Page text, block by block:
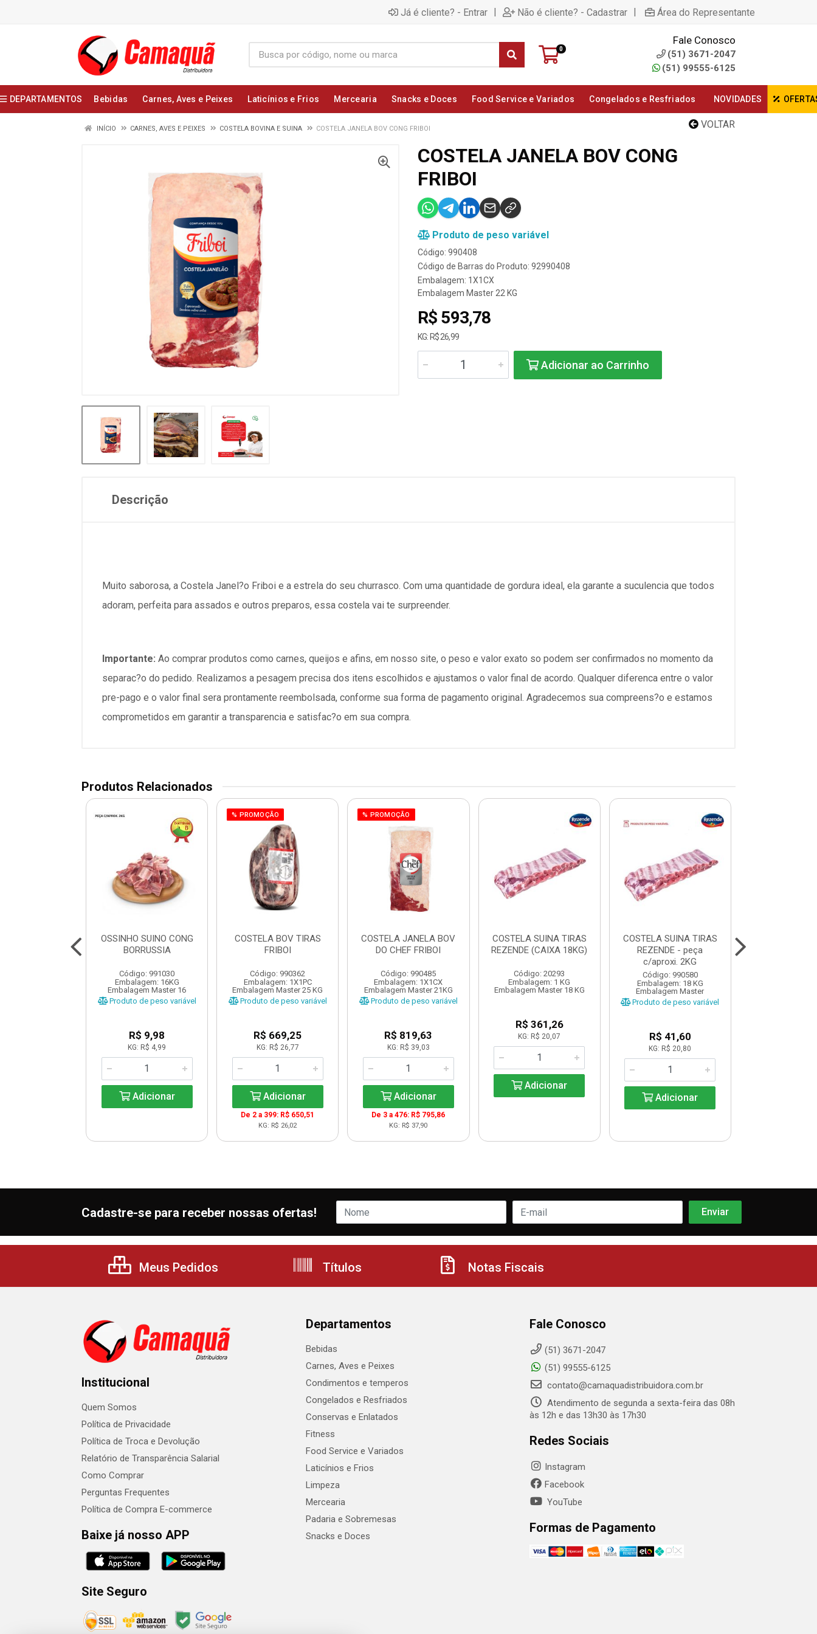
Já é cliente? - Entrar | Não é cliente? - Cadastrar | Área do Representante
0
Fale Conosco
(51) 3671-2047
(51) 99555-6125
DEPARTAMENTOS Bebidas Carnes, Aves e Peixes Laticínios e Frios Mercearia Snacks e Doces Food Service e Variados Congelados e Resfriados NOVIDADES
VOLTAR
INÍCIO CARNES, AVES E PEIXES COSTELA BOVINA E SUINA COSTELA JANELA BOV CONG FRIBOI
COSTELA JANELA BOV CONG
FRIBOI
Produto de peso variável
Código: 990408
Código de Barras do Produto: 92990408
Embalagem: 1X1CX
Embalagem Master 22 KG
R$ 593,78
KG: R$ 26,99
Adicionar ao Carrinho
Descrição
Muito saborosa, a Costela Janel?o Friboi e a estrela do seu churrasco. Com uma quantidade de gordura ideal, ela garante a suculencia que todos
adoram, perfeita para assados e outros preparos, essa costela vai te surpreender.
Importante: Ao comprar produtos como carnes, queijos e afins, em nosso site, o peso e valor exato so podem ser confirmados no momento da
separac?o do pedido. Realizamos a pesagem precisa dos itens escolhidos e ajustamos o valor final de acordo. Qualquer diferenca entre o valor
pre-pago e o valor final sera prontamente reembolsada, conforme sua forma de pagamento original. Agradecemos sua compreens?o e estamos
comprometidos em garantir a transparencia e satisfac?o em sua compra.
Produtos Relacionados
OSSINHO SUINO CONG
BORRUSSIA
Código: 991030
Embalagem: 16KG
Embalagem Master 16
Produto de peso variável
R$ 9,98
KG: R$ 4,99
Adicionar
% PROMOÇÃO
COSTELA BOV TIRAS
FRIBOI
Código: 990362
Embalagem: 1X1PC
Embalagem Master 25 KG
Produto de peso variável
R$ 669,25
KG: R$ 26,77
Adicionar
De 2 a 399: R$ 650,51
KG: R$ 26,02
% PROMOÇÃO
COSTELA JANELA BOV
DO CHEF FRIBOI
Código: 990485
Embalagem: 1X1CX
Embalagem Master 21KG
Produto de peso variável
R$ 819,63
KG: R$ 39,03
Adicionar
De 3 a 476: R$ 795,86
KG: R$ 37,90
COSTELA SUINA TIRAS
REZENDE (CAIXA 18KG)
Código: 20293
Embalagem: 1 KG
Embalagem Master 18 KG
R$ 361,26
KG: R$ 20,07
Adicionar
COSTELA SUINA TIRAS
REZENDE - peça
c/aproxi. 2KG
Código: 990580
Embalagem: 18 KG
Embalagem Master
Produto de peso variável
R$ 41,60
KG: R$ 20,80
Adicionar
Cadastre-se para receber nossas ofertas!
Meus Pedidos Títulos Notas Fiscais
Institucional
Quem Somos
Política de Privacidade
Política de Troca e Devolução
Relatório de Transparência Salarial
Como Comprar
Perguntas Frequentes
Política de Compra E-commerce
Baixe já nosso APP
Site Seguro
Departamentos
Bebidas
Carnes, Aves e Peixes
Condimentos e temperos
Congelados e Resfriados
Conservas e Enlatados
Fitness
Food Service e Variados
Laticínios e Frios
Limpeza
Mercearia
Padaria e Sobremesas
Snacks e Doces
Fale Conosco
(51) 3671-2047
(51) 99555-6125
contato@camaquadistribuidora.com.br
Atendimento de segunda a sexta-feira das 08h
às 12h e das 13h30 às 17h30
Redes Sociais
Instagram
Facebook
YouTube
Formas de Pagamento